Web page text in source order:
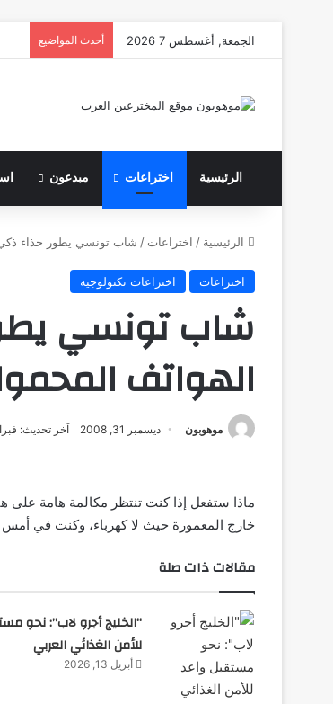
الجمعة, أغسطس 7 2026 أحدث المواضيع
الرئيسية اختراعات مبدعون
الرئيسية / اختراعات / شاب تونسي يطور حذاء
اختراعات اختراعات تكنولوجيه
شاب تونسي
الهواتف
موهوبون ديسمبر 31, 2008 آخر تحديث: فبراير 25,
ماذا ستفعل إذا كنت تنتظر مكالمة هامة على
خارج المعمورة حيث لا كهرباء، وكنت في
مقالات ذات صلة
“الخليج أجرو لاب”: نحو
للأمن الغذائي العربي
أبريل 13, 2026